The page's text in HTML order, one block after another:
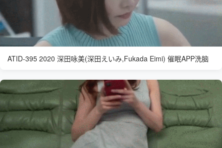
ATID-395 2020 深田咏美(深田えいみ,Fukada Eimi) 催眠APP洗脑